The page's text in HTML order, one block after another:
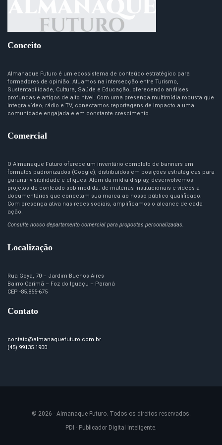
Conceito
Almanaque Futuro é um ecossistema de conteúdo estratégico para
formadores de opinião. Atuamos na intersecção entre Turismo,
Sustentabilidade, Cultura, Saúde e Educação, oferecendo análises
profundas e artigos de alto nível. Com uma presença multimídia robusta que
integra vídeo, rádio e TV, conectamos reportagens de impacto a uma
comunidade engajada e em constante crescimento.
Comercial
O Almanaque Futuro oferece um inventário completo de banners em
formatos padronizados (Google), distribuídos em posições estratégicas para
garantir visibilidade e cliques. Além da mídia display, desenvolvemos
projetos de conteúdo sob medida: de matérias institucionais e vídeos a
documentários que conectam sua marca ao nosso público qualificado.
Com presença ativa nas redes sociais, amplificamos o alcance de cada
ação.
Consulte nosso departamento comercial para propostas personalizadas.
Localização
Rua Goya, 70 – Jardim Buenos Aires
Bairro Carimã – Foz do Iguaçu – Paraná
CEP -85.855-675
Contato
contato@almanaquefuturo.com.br
(45) 99135 1900
© 2026 - Almanaque Futuro. Todos os direitos reservados.
PDI - Publicador Digital Inteligente.